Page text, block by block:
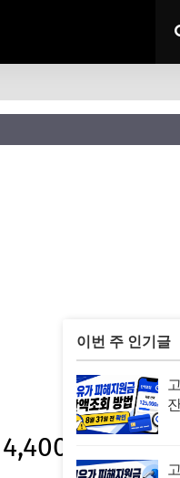
만 원 상향
이번 주 인기글